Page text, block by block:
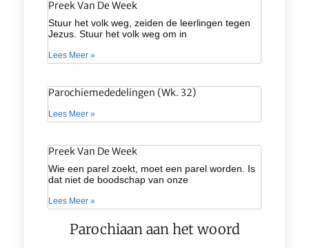
Preek Van De Week
Stuur het volk weg, zeiden de leerlingen tegen
Jezus. Stuur het volk weg om in
Lees Meer »
Parochiemededelingen (wk. 32)
Lees Meer »
Preek Van De Week
Wie een parel zoekt, moet een parel worden. Is
dat niet de boodschap van onze
Lees Meer »
Parochiaan aan het woord